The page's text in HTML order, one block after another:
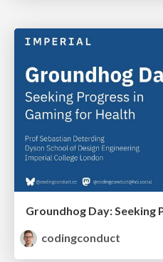
codingconduct